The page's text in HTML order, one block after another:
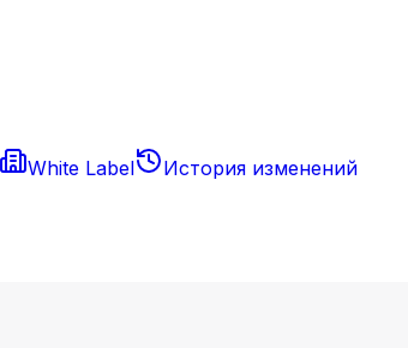
White Label
История изменений